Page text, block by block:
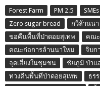
Forest Farm PM 2.5 SMEs
Zero sugar bread
กวีล้านนา
ขอคืนพื้นที่ป่าดอยสุเทพ
คณ
คณะก่อการล้านนาใหม่
จิบก
จุดเสี่ยงในชุมชน
ชัยภูมิ ป่าแ
ทวงคืนพื้นที่ป่าดอยสุเทพ
ธร